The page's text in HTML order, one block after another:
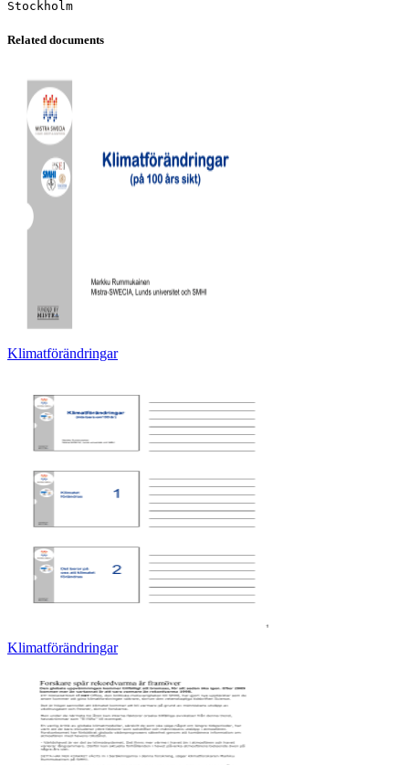
Related documents
Klimatförändringar
Klimatförändringar